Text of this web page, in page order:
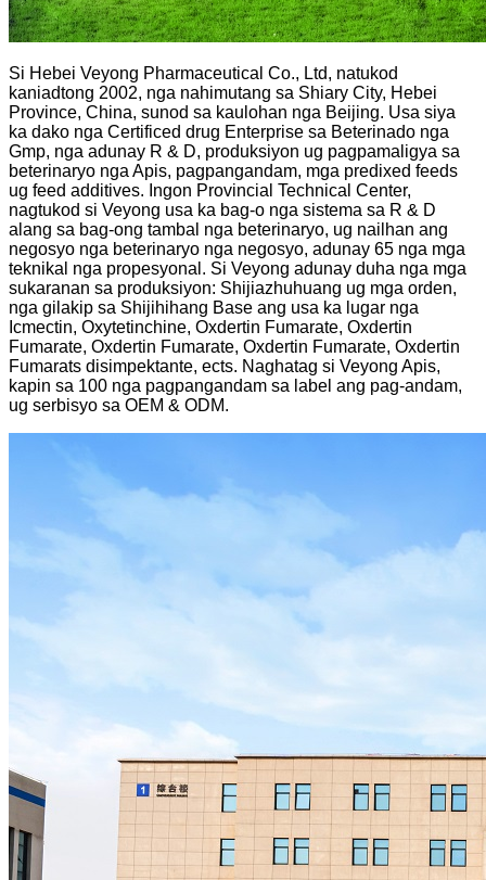
Si Hebei Veyong Pharmaceutical Co., Ltd, natukod
kaniadtong 2002, nga nahimutang sa Shiary City, Hebei
Province, China, sunod sa kaulohan nga Beijing. Usa siya
ka dako nga Certificed drug Enterprise sa Beterinado nga
Gmp, nga adunay R & D, produksiyon ug pagpamaligya sa
beterinaryo nga Apis, pagpangandam, mga predixed feeds
ug feed additives. Ingon Provincial Technical Center,
nagtukod si Veyong usa ka bag-o nga sistema sa R ​​& D
alang sa bag-ong tambal nga beterinaryo, ug nailhan ang
negosyo nga beterinaryo nga negosyo, adunay 65 nga mga
teknikal nga propesyonal. Si Veyong adunay duha nga mga
sukaranan sa produksiyon: Shijiazhuhuang ug mga orden,
nga gilakip sa Shijihihang Base ang usa ka lugar nga
Icmectin, Oxytetinchine, Oxdertin Fumarate, Oxdertin
Fumarate, Oxdertin Fumarate, Oxdertin Fumarate, Oxdertin
Fumarats disimpektante, ects. Naghatag si Veyong Apis,
kapin sa 100 nga pagpangandam sa label ang pag-andam,
ug serbisyo sa OEM & ODM.